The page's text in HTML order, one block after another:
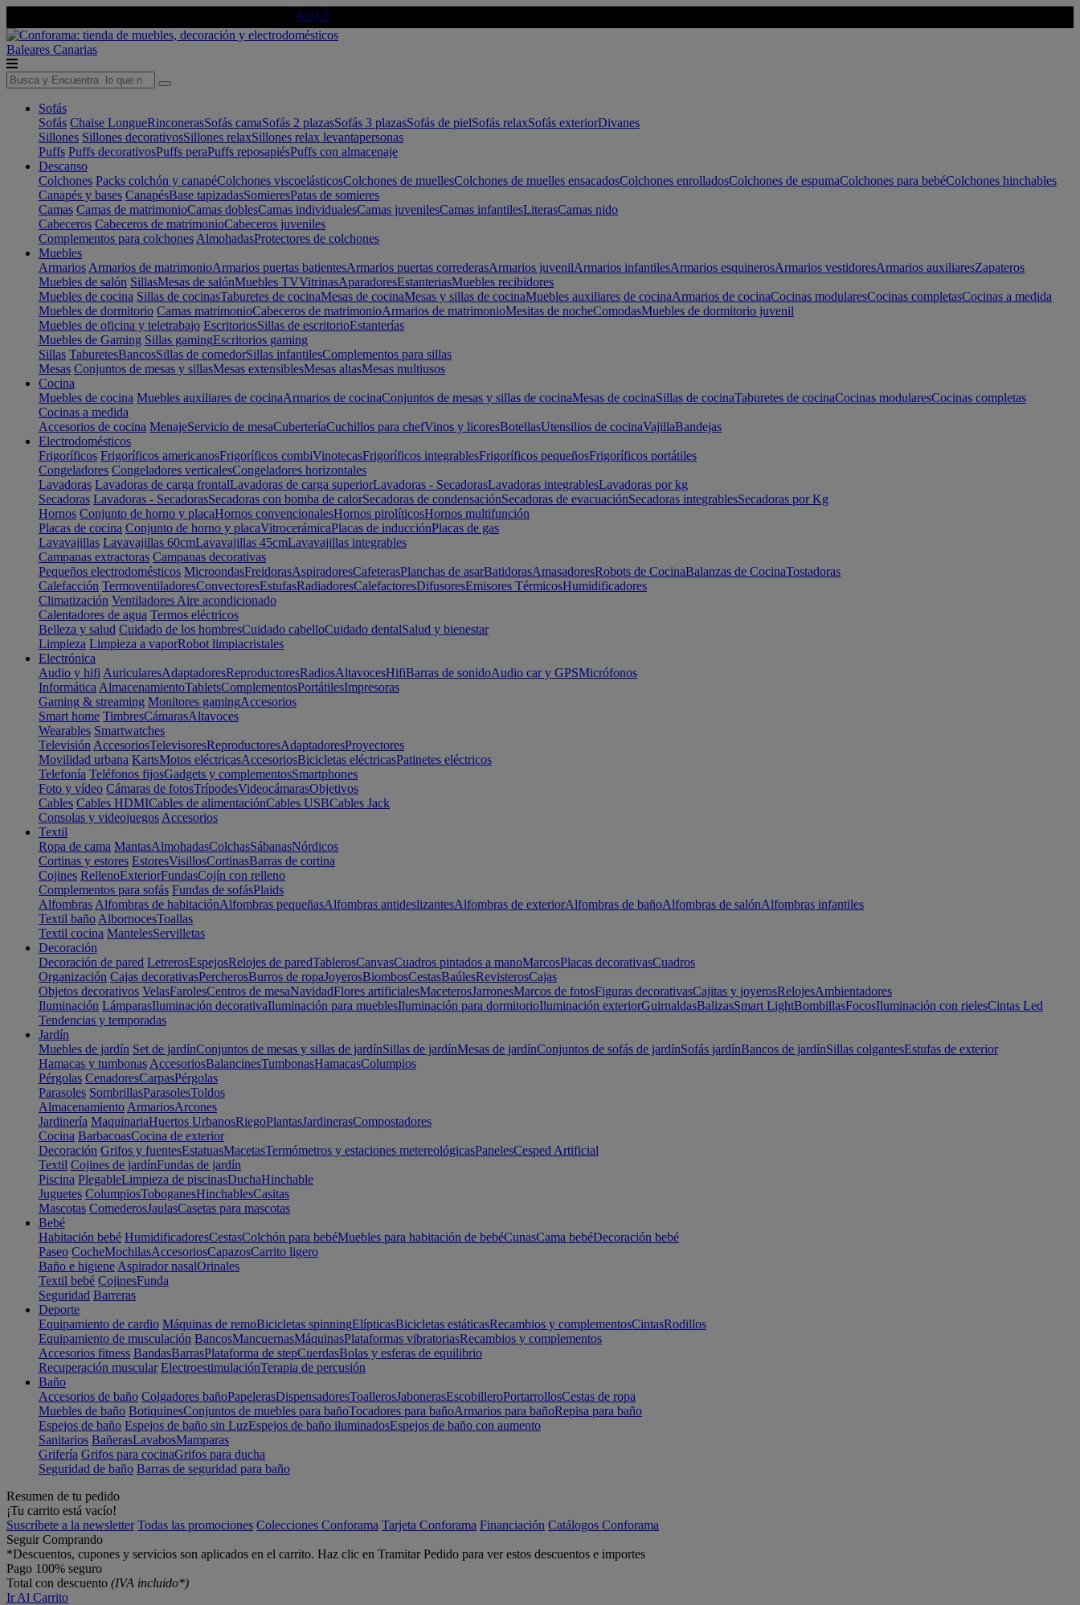
AQUÍ
Baleares Canarias
Sofás
Sofás Chaise LongueRinconerasSofás camaSofás 2 plazasSofás 3 plazasSofás de pielSofás relaxSofás exteriorDivanes
Sillones Sillones decorativosSillones relaxSillones relax levantapersonas
Puffs Puffs decorativosPuffs peraPuffs reposapiésPuffs con almacenaje
Descanso
Colchones Packs colchón y canapéColchones viscoelásticosColchones de muellesColchones de muelles ensacadosColchones enrolladosColchones de espumaColchones para bebéColchones hinchables
Canapés y bases CanapésBase tapizadasSomieresPatas de somieres
Camas Camas de matrimonioCamas doblesCamas individualesCamas juvenilesCamas infantilesLiterasCamas nido
Cabeceros Cabeceros de matrimonioCabeceros juveniles
Complementos para colchones AlmohadasProtectores de colchones
Muebles
Armarios Armarios de matrimonioArmarios puertas batientesArmarios puertas correderasArmarios juvenilArmarios infantilesArmarios esquinerosArmarios vestidoresArmarios auxiliaresZapateros
Muebles de salón SillasMesas de salónMuebles TVVitrinasAparadoresEstanteriasMuebles recibidores
Muebles de cocina Sillas de cocinasTaburetes de cocinaMesas de cocinaMesas y sillas de cocinaMuebles auxiliares de cocinaArmarios de cocinaCocinas modularesCocinas completasCocinas a medida
Muebles de dormitorio Camas matrimonioCabeceros de matrimonioArmarios de matrimonioMesitas de nocheComodasMuebles de dormitorio juvenil
Muebles de oficina y teletrabajo EscritoriosSillas de escritorioEstanterías
Muebles de Gaming Sillas gamingEscritorios gaming
Sillas TaburetesBancosSillas de comedorSillas infantilesComplementos para sillas
Mesas Conjuntos de mesas y sillasMesas extensiblesMesas altasMesas multiusos
Cocina
Muebles de cocina Muebles auxiliares de cocinaArmarios de cocinaConjuntos de mesas y sillas de cocinaMesas de cocinaSillas de cocinaTaburetes de cocinaCocinas modularesCocinas completas
Cocinas a medida
Accesorios de cocina MenajeServicio de mesaCuberteríaCuchillos para chefVinos y licoresBotellasUtensilios de cocinaVajillaBandejas
Electrodomésticos
Frigoríficos Frigoríficos americanosFrigoríficos combiVinotecasFrigoríficos integrablesFrigoríficos pequeñosFrigoríficos portátiles
Congeladores Congeladores verticalesCongeladores horizontales
Lavadoras Lavadoras de carga frontalLavadoras de carga superiorLavadoras - SecadorasLavadoras integrablesLavadoras por kg
Secadoras Lavadoras - SecadorasSecadoras con bomba de calorSecadoras de condensaciónSecadoras de evacuaciónSecadoras integrablesSecadoras por Kg
Hornos Conjunto de horno y placaHornos convencionalesHornos pirolíticosHornos multifunción
Placas de cocina Conjunto de horno y placaVitrocerámicaPlacas de inducciónPlacas de gas
Lavavajillas Lavavajillas 60cmLavavajillas 45cmLavavajillas integrables
Campanas extractoras Campanas decorativas
Pequeños electrodomésticos MicroondasFreidorasAspiradoresCafeterasPlanchas de asarBatidorasAmasadoresRobots de CocinaBalanzas de CocinaTostadoras
Calefacción TermoventiladoresConvectoresEstufasRadiadoresCalefactoresDifusoresEmisores TérmicosHumidificadores
Climatización Ventiladores Aire acondicionado
Calentadores de agua Termos eléctricos
Belleza y salud Cuidado de los hombresCuidado cabelloCuidado dentalSalud y bienestar
Limpieza Limpieza a vaporRobot limpiacristales
Electrónica
Audio y hifi AuricularesAdaptadoresReproductoresRadiosAltavocesHifiBarras de sonidoAudio car y GPSMicrófonos
Informática AlmacenamientoTabletsComplementosPortátilesImpresoras
Gaming & streaming Monitores gamingAccesorios
Smart home TimbresCámarasAltavoces
Wearables Smartwatches
Televisión AccesoriosTelevisoresReproductoresAdaptadoresProyectores
Movilidad urbana KartsMotos eléctricasAccesoriosBicicletas eléctricasPatinetes eléctricos
Telefonía Teléfonos fijosGadgets y complementosSmartphones
Foto y vídeo Cámaras de fotosTrípodesVideocámarasObjetivos
Cables Cables HDMICables de alimentaciónCables USBCables Jack
Consolas y videojuegos Accesorios
Textil
Ropa de cama MantasAlmohadasColchasSábanasNórdicos
Cortinas y estores EstoresVisillosCortinasBarras de cortina
Cojines RellenoExteriorFundasCojín con relleno
Complementos para sofás Fundas de sofásPlaids
Alfombras Alfombras de habitaciónAlfombras pequeñasAlfombras antideslizantesAlfombras de exteriorAlfombras de bañoAlfombras de salónAlfombras infantiles
Textil baño AlbornocesToallas
Textil cocina MantelesServilletas
Decoración
Decoración de pared LetrerosEspejosRelojes de paredTablerosCanvasCuadros pintados a manoMarcosPlacas decorativasCuadros
Organización Cajas decorativasPercherosBurros de ropaJoyerosBiombosCestasBaúlesRevisterosCajas
Objetos decorativos VelasFarolesCentros de mesaNavidadFlores artificialesMaceterosJarronesMarcos de fotosFiguras decorativasCajitas y joyerosRelojesAmbientadores
Iluminación LámparasIluminación decorativaIluminación para mueblesIluminación para dormitorioIluminación exteriorGuirnaldasBalizasSmart LightBombillasFocosIluminación con rielesCintas Led
Tendencias y temporadas
Jardín
Muebles de jardín Set de jardínConjuntos de mesas y sillas de jardínSillas de jardínMesas de jardínConjuntos de sofás de jardínSofás jardínBancos de jardínSillas colgantesEstufas de exterior
Hamacas y tumbonas AccesoriosBalancinesTumbonasHamacasColumpios
Pérgolas CenadoresCarpasPérgolas
Parasoles SombrillasParasolesToldos
Almacenamiento ArmariosArcones
Jardinería MaquinariaHuertos UrbanosRiegoPlantasJardinerasCompostadores
Cocina BarbacoasCocina de exterior
Decoración Grifos y fuentesEstatuasMacetasTermómetros y estaciones metereológicasPanelesCesped Artificial
Textil Cojines de jardínFundas de jardín
Piscina PlegableLimpieza de piscinasDuchaHinchable
Juguetes ColumpiosToboganesHinchablesCasitas
Mascotas ComederosJaulasCasetas para mascotas
Bebé
Habitación bebé HumidificadoresCestasColchón para bebéMuebles para habitación de bebéCunasCama bebéDecoración bebé
Paseo CocheMochilasAccesoriosCapazosCarrito ligero
Baño e higiene Aspirador nasalOrinales
Textil bebé CojinesFunda
Seguridad Barreras
Deporte
Equipamiento de cardio Máquinas de remoBicicletas spinningElípticasBicicletas estáticasRecambios y complementosCintasRodillos
Equipamiento de musculación BancosMancuernasMáquinasPlataformas vibratoriasRecambios y complementos
Accesorios fitness BandasBarrasPlataforma de stepCuerdasBolas y esferas de equilibrio
Recuperación muscular ElectroestimulaciónTerapia de percusión
Baño
Accesorios de baño Colgadores bañoPapelerasDispensadoresToallerosJabonerasEscobilleroPortarrollosCestas de ropa
Muebles de baño BotiquinesConjuntos de muebles para bañoTocadores para bañoArmarios para bañoRepisa para baño
Espejos de baño Espejos de baño sin LuzEspejos de baño iluminadosEspejos de baño con aumento
Sanitarios BañerasLavabosMamparas
Grifería Grifos para cocinaGrifos para ducha
Seguridad de baño Barras de seguridad para baño
Resumen de tu pedido
¡Tu carrito está vacío!
Suscríbete a la newsletter Todas las promociones Colecciones Conforama Tarjeta Conforama Financiación Catálogos Conforama
Seguir Comprando
*Descuentos, cupones y servicios son aplicados en el carrito. Haz clic en Tramitar Pedido para ver estos descuentos e importes
Pago 100% seguro
Total con descuento (IVA incluido*)
Ir Al Carrito